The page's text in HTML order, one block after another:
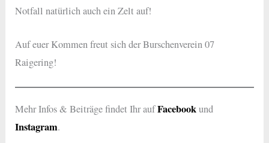
Notfall natürlich auch ein Zelt auf!
Auf euer Kommen freut sich der Burschenverein 07
Raigering!
Mehr Infos & Beiträge findet Ihr aufFacebookund
Instagram.